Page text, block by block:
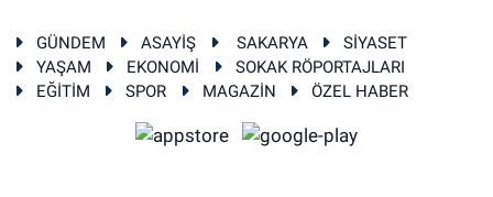
GÜNDEM ASAYİŞ SAKARYA
SİYASET
YAŞAM
EKONOMİ
SOKAK RÖPORTAJLARI
EĞİTİM
SPOR MAGAZİN ÖZEL HABER